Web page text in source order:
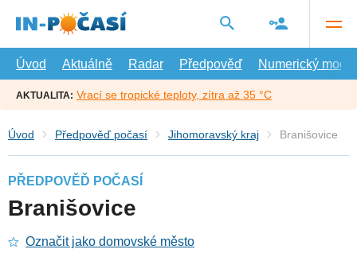
hlavní
Úvod
Aktuálně Radar Předpověď Numerický model
AKTUALITA: Vrací se tropické teploty, zítra až 35 °C
Úvod Předpověď počasí Jihomoravský kraj Branišovice
PŘEDPOVĚĎ POČASÍ
Branišovice
Označit jako domovské město